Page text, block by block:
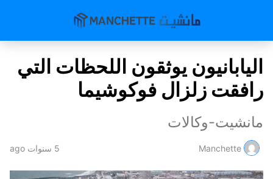
اليابانيون يوثقون اللحظات التي
رافقت زلزال فوكوشيما
مانشيت-وكالات
Manchette 5 سنوات ago